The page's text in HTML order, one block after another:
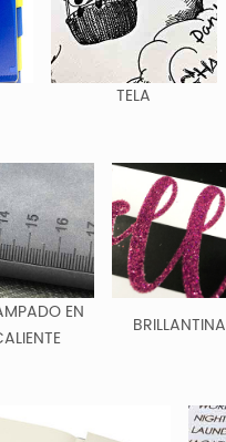
TELA
EN
BRILLANTINA